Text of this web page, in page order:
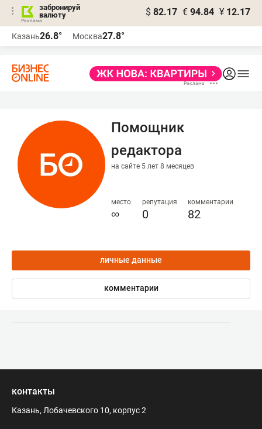
забронируй
валюту
$ 82.17 € 94.84 ¥ 12.17
Казань26.8° Москва27.8°
Помощник
редактора
на сайте 5 лет 8 месяцев
место
∞
репутация
0
комментарии
82
личные данные
комментарии
контакты
Казань, Лобачевского 10, корпус 2